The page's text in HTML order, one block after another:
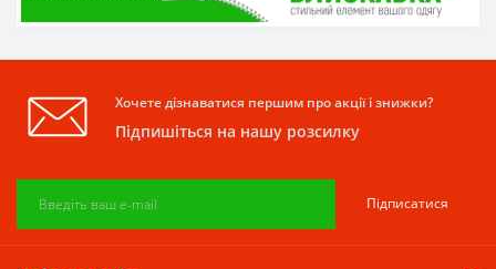
Хочете дізнаватися першим про акції і знижки?
Підпишіться на нашу розсилку
Підписатися